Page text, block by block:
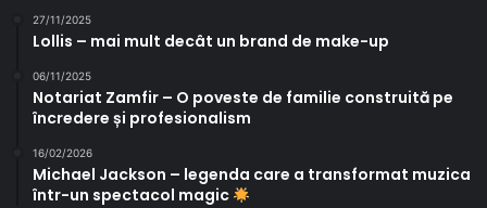
27/11/2025
Lollis – mai mult decât un brand de make-up
06/11/2025
Notariat Zamfir – O poveste de familie construită pe
încredere și profesionalism
16/02/2026
Michael Jackson – legenda care a transformat muzica
într-un spectacol magic